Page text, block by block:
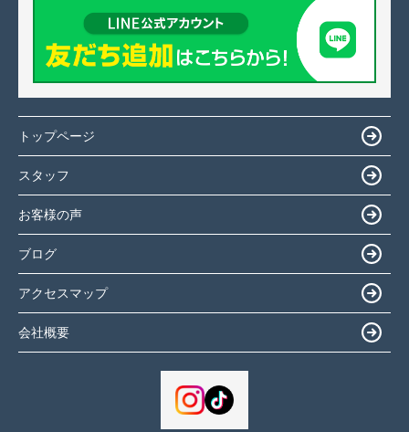
トップページ
スタッフ
お客様の声
ブログ
アクセスマップ
会社概要